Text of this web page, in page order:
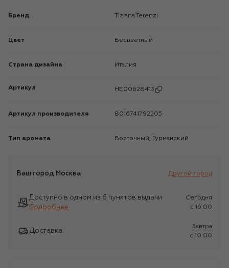
Бренд Tiziana Terenzi
Цвет Бесцветный
Страна дизайна Италия
Артикул HE00628413
Артикул производителя 8016741792205
Тип аромата Восточный, Гурманский
Ваш город Москва Другой город
Доступно в одном из 6 пунктов выдачи
Подробнее
Сегодня
c 16:00
Доставка
Завтра
c 10:00